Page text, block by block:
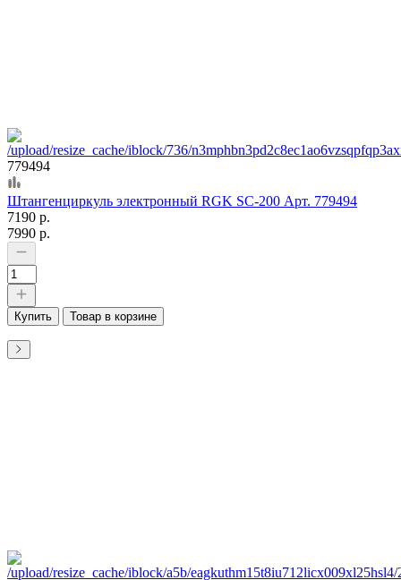
779494
Штангенциркуль электронный RGK SC-200 Арт. 779494
7190 р.
7990 р.
Купить Товар в корзине